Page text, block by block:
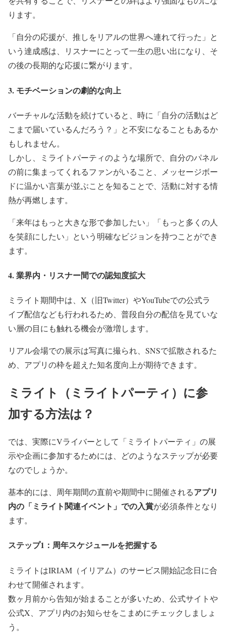
ります。
「自分の応援が、推しをリアルの世界へ連れて行った」と
いう達成感は、リスナーにとって一生の思い出になり、そ
の後の長期的な応援に繋がります。
3. モチベーションの劇的な向上
バーチャルな活動を続けていると、時に「自分の活動はど
こまで届いているんだろう？」と不安になることもあるか
もしれません。
しかし、ミライトパーティのような場所で、自分のパネル
の前に集まってくれるファンがいること、メッセージボー
ドに温かい言葉が並ぶことを知ることで、活動に対する情
熱が再燃します。
「来年はもっと大きな形で参加したい」「もっと多くの人
を笑顔にしたい」という明確なビジョンを持つことができ
ます。
4. 業界内・リスナー間での認知度拡大
ミライト期間中は、X（旧Twitter）やYouTubeでの公式ラ
イブ配信なども行われるため、普段自分の配信を見ていな
い層の目にも触れる機会が激増します。
リアル会場での展示は写真に撮られ、SNSで拡散されるた
め、アプリの枠を超えた知名度向上が期待できます。
ミライト（ミライトパーティ）に参
加する方法は？
では、実際にVライバーとして「ミライトパーティ」の展
示や企画に参加するためには、どのようなステップが必要
なのでしょうか。
基本的には、周年期間の直前や期間中に開催されるアプリ
内の「ミライト関連イベント」での入賞が必須条件となり
ます。
ステップ1：周年スケジュールを把握する
ミライトはIRIAM（イリアム）のサービス開始記念日に合
わせて開催されます。
数ヶ月前から告知が始まることが多いため、公式サイトや
公式X、アプリ内のお知らせをこまめにチェックしましょ
う。